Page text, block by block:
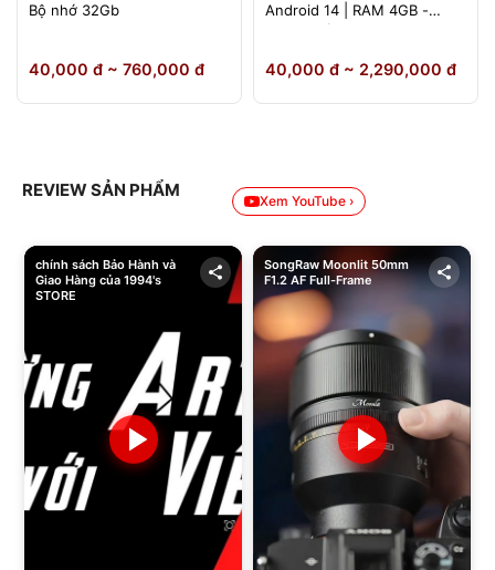
Bộ nhớ 32Gb
40,000 đ ~ 760,000 đ
Android 14 | RAM 4GB -
64GB Chính Hãng
40,000 đ ~ 2,290,000 đ
REVIEW SẢN PHẨM
Xem YouTube ›
chính sách Bảo Hành và
Giao Hàng của 1994's
STORE
SongRaw Moonlit 50mm
F1.2 AF Full-Frame